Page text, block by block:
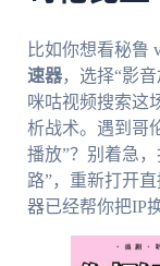
比如你想看秘鲁
速器，选择“影
咪咕视频搜索这
析战术。遇到哥
播放”？别着急
路”，重新打开
器已经帮你把IP